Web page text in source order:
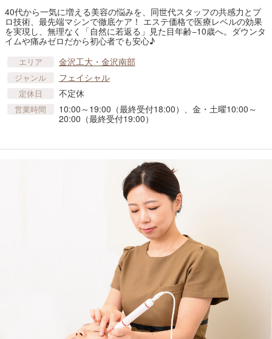
40代から一気に増える美容の悩みを、同世代スタッフの共感力とプ
ロ技術、最先端マシンで徹底ケア！ エステ価格で医療レベルの効果
を実現し、無理なく「自然に若返る」見た目年齢−10歳へ。ダウンタ
イムや痛みゼロだから初心者でも安心♪
エリア 金沢工大・金沢南部
ジャンル フェイシャル
定休日 不定休
営業時間
10:00～19:00（最終受付18:00）、金・土曜10:00～
20:00（最終受付19:00）